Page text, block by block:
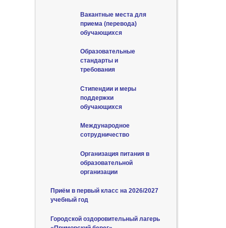
Вакантные места для
приема (перевода)
обучающихся
Образовательные
стандарты и
требования
Стипендии и меры
поддержки
обучающихся
Международное
сотрудничество
Организация питания в
образовательной
организации
Приём в первый класс на 2026/2027
учебный год
Городской оздоровительный лагерь